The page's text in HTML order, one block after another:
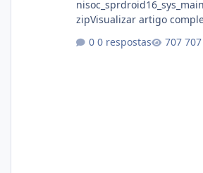
zipVisualizar artigo
0 respostas